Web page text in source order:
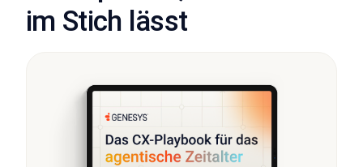
im Stich lässt